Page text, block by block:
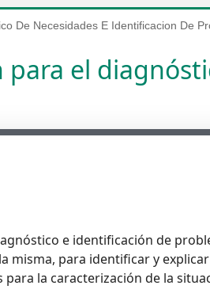
De Necesidades E Identificacion De
para el
e identificación de
misma, para identificar y
para la caracterización de la